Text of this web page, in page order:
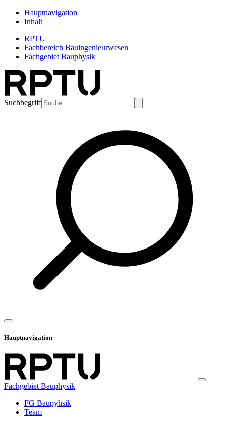
Hauptnavigation
Inhalt
RPTU
Fachbereich Bauingenieurwesen
Fachgebiet Bauphysik
Suchbegriff
Hauptnavigation
Fachgebiet Bauphysik
FG Baupyhsik
Team